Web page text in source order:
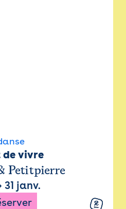
de vivre
Petitpierre
31 janv.